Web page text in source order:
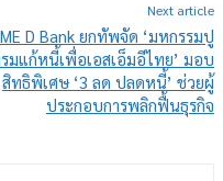
Next article
D Bank ยกทัพจัด ‘มหกรรมปู
มแก้หนี้เพื่อเอสเอ็มอีไทย’ มอบ
สิทธิพิเศษ ‘3 ลด ปลดหนี้’ ช่วยผู้
ประกอบการพลิกฟื้นธุรกิจ